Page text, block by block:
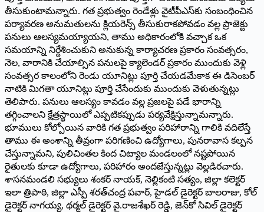
తీసుకుంటామన్నారు. గత ప్రభుత్వం రెండేళ్లు వైటీపీఎస్‌కు సంబంధించిన
పర్యావరణ అనుమతులను క్లియరెన్స్‌ తీసుకురాకపోవడం వల్ల ప్రాజెక్టు
పనులు ఆలస్యమయ్యాయని, తాము అధికారంలోకి వచ్చాక ఒక
సమయాన్ని నిర్దేశించుకుని అనుకున్న కార్యాచరణ ప్రకారం సంవత్సరం,
నెల, వారానికి చేయాల్సిన పనులపై క్యాలెండర్‌ ప్రకారం ముందుకు వెళ్లి
సంవత్సర కాలంలోని రెండు యూనిట్లు పూర్తి చేయడమేకాక ఈ డిసెంబర్‌
నాటికి మిగతా యూనిట్లు పూర్తి చేసేందుకు ముందుకు వెళుతున్నట్లు
తెలిపారు. పనులు ఆలస్యం కావడం వల్ల ప్రజలపై పడే భారాన్ని
తగ్గించాలని క్షేత్రస్థాయిలో ఎప్పటికప్పుడు పర్యవేక్షిస్తున్నామన్నారు.
భూములు కోల్పోయిన వారికి గత ప్రభుత్వం పరిహారాన్ని గాలికి వదిలేస్తే
తాము ఈ అంశాన్ని తీవ్రంగా పరిగణించి ఉద్యోగాలు, పునరావాస కల్పన
చేస్తున్నామని, పులిచింతల కింద చిట్యాల మండలంలో నష్టపోయిన
రైతులకు కూడా ఉద్యోగాలు, పరిహారం అందజేస్తున్నట్లు వెల్లడిరచారు.
శాసనమండలి సభ్యులు శంకర్‌ నాయక్‌, నెల్లికంటి సత్యం, జిల్లా కలెక్టర్‌
ఇలా త్రిపాఠి, జిల్లా ఎస్పీ శరత్‌చంద్ర పవార్‌, హైడల్‌ డైరెక్టర్‌ బాలరాజు, కోల్‌
డైరెక్టర్‌ నాగయ్య, థర్మల్‌ డైరెక్టర్‌ వై.రాజశేఖర్‌ రెడ్డి, జెన్‌కో సివిల్‌ డైరెక్టర్‌